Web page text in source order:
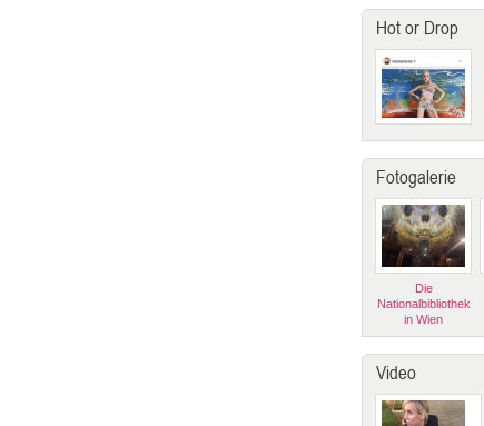
Hot or Drop
Fotogalerie
Die
Nationalbibliothek
in Wien
Video